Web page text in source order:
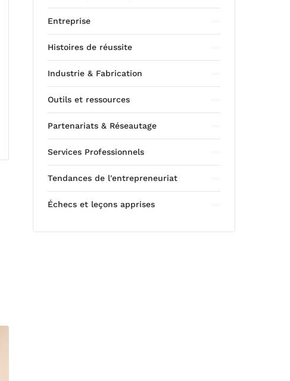
Entreprise
Histoires de réussite
Industrie & Fabrication
Outils et ressources
Partenariats & Réseautage
Services Professionnels
Tendances de l'entrepreneuriat
Échecs et leçons apprises